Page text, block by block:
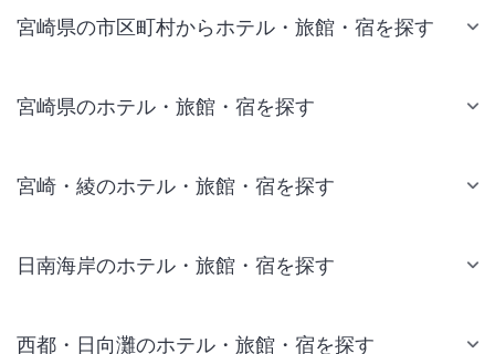
宮崎県の市区町村からホテル・旅館・宿を探す
宮崎県のホテル・旅館・宿を探す
宮崎・綾のホテル・旅館・宿を探す
日南海岸のホテル・旅館・宿を探す
西都・日向灘のホテル・旅館・宿を探す